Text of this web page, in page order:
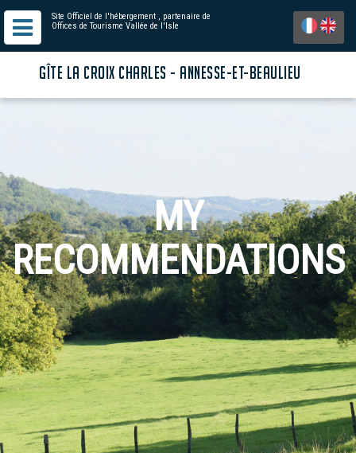
Site Officiel de l'hébergement , partenaire de
Offices de Tourisme Vallée de l'Isle
GÎTE LA CROIX CHARLES - ANNESSE-ET-BEAULIEU
MY
RECOMMENDATIONS